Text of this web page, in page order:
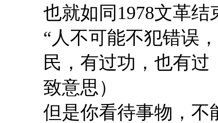
也就如同1978文革
“人不可能不犯错误
民，有过功，也有
致意思）
但是你看待事物，不